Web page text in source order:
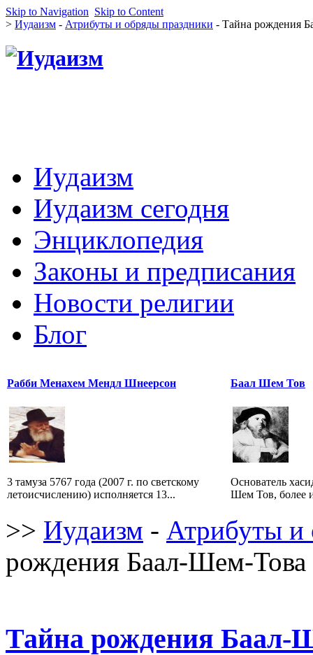
Skip to Navigation Skip to Content
> Иудаизм - Атрибуты и обряды праздники - Тайна рождения
Иудаизм
Иудаизм сегодня
Энциклопедия
Законы и предписания
Новости религии
Блог
Рабби Менахем Мендл Шнеерсон
3 тамуза 5767 года (2007 г. по светскому
летоисчислению) исполняется 13...
Баал Шем Тов
Основатель
Шем Тов, более
>> Иудаизм - Атрибуты и
рождения Баал-Шем-Това
Тайна рождения Баал-